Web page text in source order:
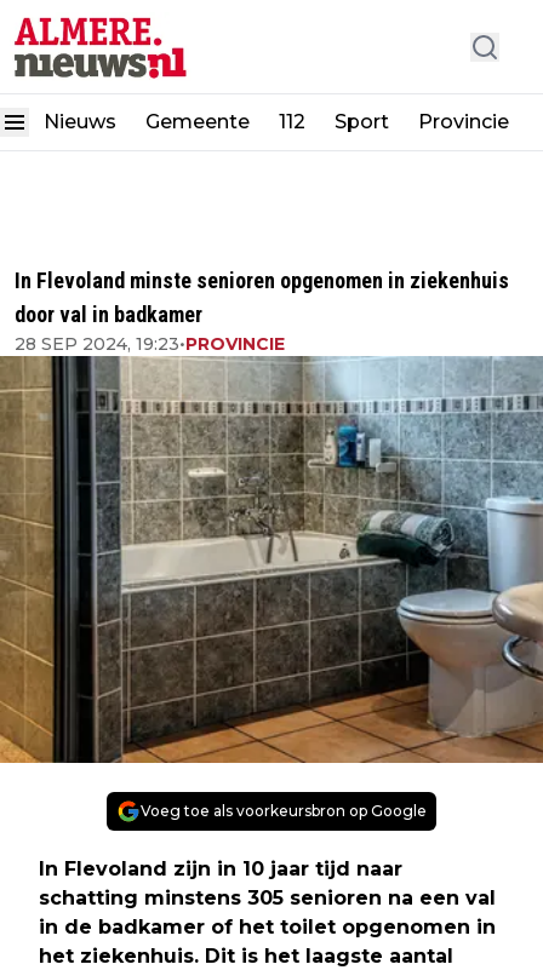
Nieuws Gemeente 112 Sport Provincie
In Flevoland minste senioren opgenomen in ziekenhuis
door val in badkamer
28 SEP 2024, 19:23•PROVINCIE
Voeg toe als voorkeursbron op Google
In Flevoland zijn in 10 jaar tijd naar
schatting minstens 305 senioren na een val
in de badkamer of het toilet opgenomen in
het ziekenhuis. Dit is het laagste aantal